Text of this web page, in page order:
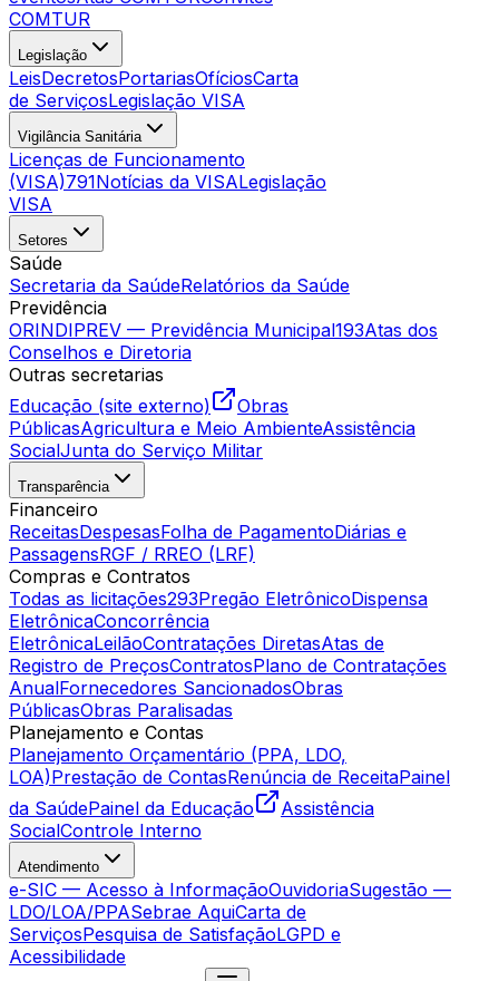
COMTUR
Legislação
LeisDecretosPortariasOfíciosCarta
de ServiçosLegislação VISA
Vigilância Sanitária
Licenças de Funcionamento
(VISA)791Notícias da VISALegislação
VISA
Setores
Saúde
Secretaria da SaúdeRelatórios da Saúde
Previdência
ORINDIPREV — Previdência Municipal193Atas dos
Conselhos e Diretoria
Outras secretarias
Educação (site externo)
Obras
PúblicasAgricultura e Meio AmbienteAssistência
SocialJunta do Serviço Militar
Transparência
Financeiro
ReceitasDespesasFolha de PagamentoDiárias e
PassagensRGF / RREO (LRF)
Compras e Contratos
Todas as licitações293Pregão EletrônicoDispensa
EletrônicaConcorrência
EletrônicaLeilãoContratações DiretasAtas de
Registro de PreçosContratosPlano de Contratações
AnualFornecedores SancionadosObras
PúblicasObras Paralisadas
Planejamento e Contas
Planejamento Orçamentário (PPA, LDO,
LOA)Prestação de ContasRenúncia de ReceitaPainel
da SaúdePainel da Educação
Assistência
SocialControle Interno
Atendimento
e-SIC — Acesso à InformaçãoOuvidoriaSugestão —
LDO/LOA/PPASebrae AquiCarta de
ServiçosPesquisa de SatisfaçãoLGPD e
Acessibilidade